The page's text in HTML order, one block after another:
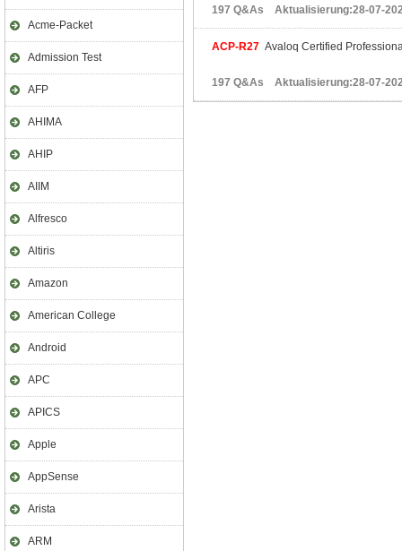
Acme-Packet
Admission Test
AFP
AHIMA
AHIP
AIIM
Alfresco
Altiris
Amazon
American College
Android
APC
APICS
Apple
AppSense
Arista
ARM
197 Q&As Aktualisierung:28-07-
ACP-R27 Avaloq Certified
197 Q&As Aktualisierung:28-07-